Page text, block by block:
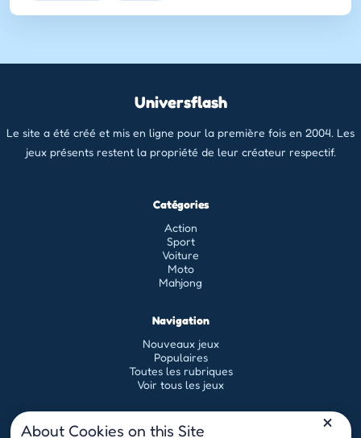
Universflash
Le site a été créé et mis en ligne pour la première fois en 2004. Les
jeux présents restent la propriété de leur créateur respectif.
Catégories
Action
Sport
Voiture
Moto
Mahjong
Navigation
Nouveaux jeux
Populaires
Toutes les rubriques
Voir tous les jeux
Légal
About Cookies on this Site